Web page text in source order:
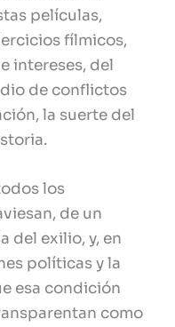
películas,
fílmicos,
intereses, del
de conflictos
la suerte del
los
de un
del exilio, y, en
políticas y la
esa condición
como